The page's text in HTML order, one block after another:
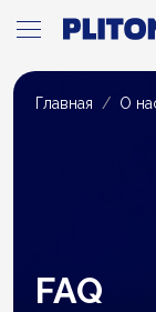
Главная О
FAQ